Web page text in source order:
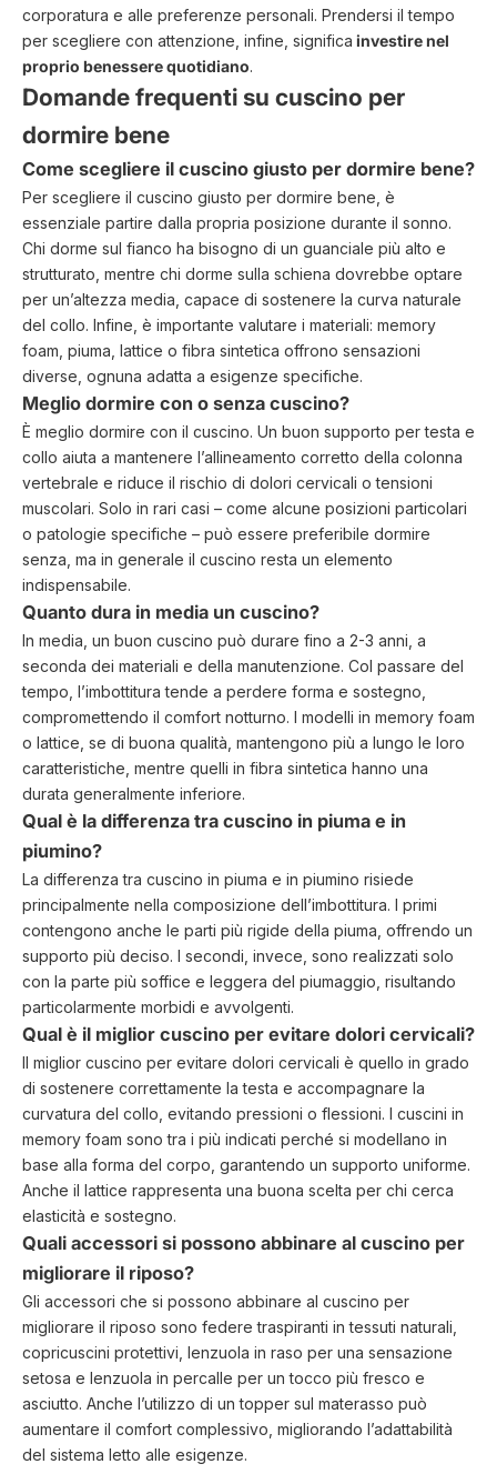
corporatura e alle preferenze personali. Prendersi il tempo
per scegliere con attenzione, infine, significa investire nel
proprio benessere quotidiano.
Domande frequenti su cuscino per
dormire bene
Come scegliere il cuscino giusto per dormire bene?
Per scegliere il cuscino giusto per dormire bene, è
essenziale partire dalla propria posizione durante il sonno.
Chi dorme sul fianco ha bisogno di un guanciale più alto e
strutturato, mentre chi dorme sulla schiena dovrebbe optare
per un’altezza media, capace di sostenere la curva naturale
del collo. Infine, è importante valutare i materiali: memory
foam, piuma, lattice o fibra sintetica offrono sensazioni
diverse, ognuna adatta a esigenze specifiche.
Meglio dormire con o senza cuscino?
È meglio dormire con il cuscino. Un buon supporto per testa e
collo aiuta a mantenere l’allineamento corretto della colonna
vertebrale e riduce il rischio di dolori cervicali o tensioni
muscolari. Solo in rari casi – come alcune posizioni particolari
o patologie specifiche – può essere preferibile dormire
senza, ma in generale il cuscino resta un elemento
indispensabile.
Quanto dura in media un cuscino?
In media, un buon cuscino può durare fino a 2-3 anni, a
seconda dei materiali e della manutenzione. Col passare del
tempo, l’imbottitura tende a perdere forma e sostegno,
compromettendo il comfort notturno. I modelli in memory foam
o lattice, se di buona qualità, mantengono più a lungo le loro
caratteristiche, mentre quelli in fibra sintetica hanno una
durata generalmente inferiore.
Qual è la differenza tra cuscino in piuma e in
piumino?
La differenza tra cuscino in piuma e in piumino risiede
principalmente nella composizione dell’imbottitura. I primi
contengono anche le parti più rigide della piuma, offrendo un
supporto più deciso. I secondi, invece, sono realizzati solo
con la parte più soffice e leggera del piumaggio, risultando
particolarmente morbidi e avvolgenti.
Qual è il miglior cuscino per evitare dolori cervicali?
Il miglior cuscino per evitare dolori cervicali è quello in grado
di sostenere correttamente la testa e accompagnare la
curvatura del collo, evitando pressioni o flessioni. I cuscini in
memory foam sono tra i più indicati perché si modellano in
base alla forma del corpo, garantendo un supporto uniforme.
Anche il lattice rappresenta una buona scelta per chi cerca
elasticità e sostegno.
Quali accessori si possono abbinare al cuscino per
migliorare il riposo?
Gli accessori che si possono abbinare al cuscino per
migliorare il riposo sono federe traspiranti in tessuti naturali,
copricuscini protettivi, lenzuola in raso per una sensazione
setosa e lenzuola in percalle per un tocco più fresco e
asciutto. Anche l’utilizzo di un topper sul materasso può
aumentare il comfort complessivo, migliorando l’adattabilità
del sistema letto alle esigenze.